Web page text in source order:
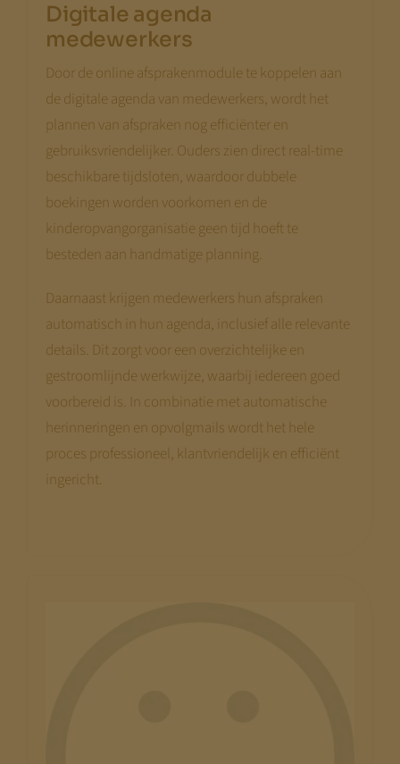
Digitale agenda
medewerkers
Door de online afsprakenmodule te koppelen aan
de digitale agenda van medewerkers, wordt het
plannen van afspraken nog efficiënter en
gebruiksvriendelijker. Ouders zien direct real-time
beschikbare tijdsloten, waardoor dubbele
boekingen worden voorkomen en de
kinderopvangorganisatie geen tijd hoeft te
besteden aan handmatige planning.
Daarnaast krijgen medewerkers hun afspraken
automatisch in hun agenda, inclusief alle relevante
details. Dit zorgt voor een overzichtelijke en
gestroomlijnde werkwijze, waarbij iedereen goed
voorbereid is. In combinatie met automatische
herinneringen en opvolgmails wordt het hele
proces professioneel, klantvriendelijk en efficiënt
ingericht.